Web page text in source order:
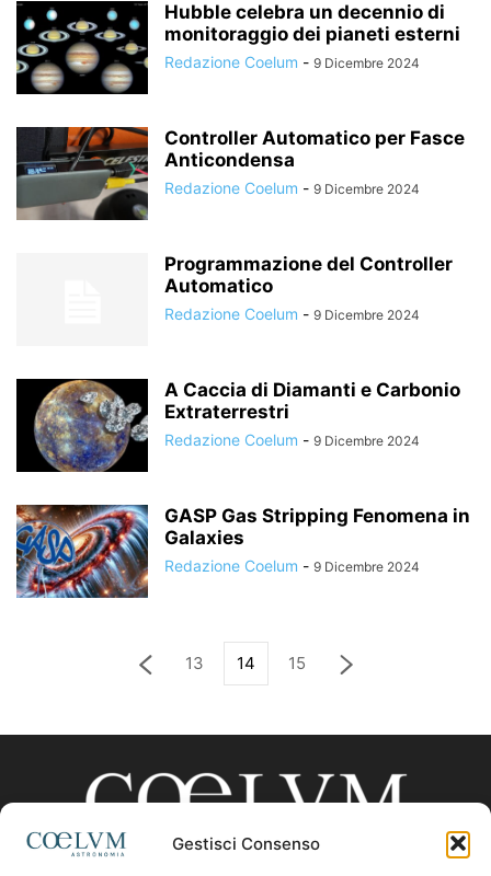
Gestisci Consenso
Hubble celebra un decennio di
monitoraggio dei pianeti esterni
Redazione Coelum - 9 Dicembre 2024
Controller Automatico per Fasce
Anticondensa
Redazione Coelum - 9 Dicembre 2024
Programmazione del Controller
Automatico
Redazione Coelum - 9 Dicembre 2024
A Caccia di Diamanti e Carbonio
Extraterrestri
Redazione Coelum - 9 Dicembre 2024
GASP Gas Stripping Fenomena in
Galaxies
Redazione Coelum - 9 Dicembre 2024
13 14 15